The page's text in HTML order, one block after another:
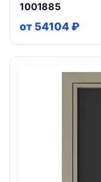
1001885
от 54104 ₽